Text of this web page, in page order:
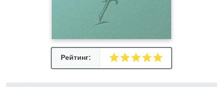
Рейтинг: